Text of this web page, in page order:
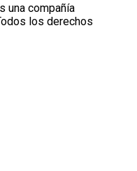
una compañía
los derechos